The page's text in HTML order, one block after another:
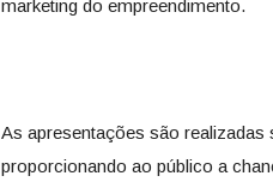
marketing do empreendimento.
As apresentações são
proporcionando ao público a